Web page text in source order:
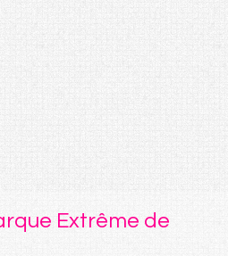
Extrême de